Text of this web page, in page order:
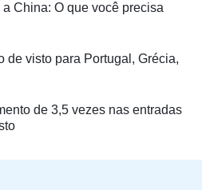
China: O que você precisa
de visto para Portugal, Grécia,
de 3,5 vezes nas entradas